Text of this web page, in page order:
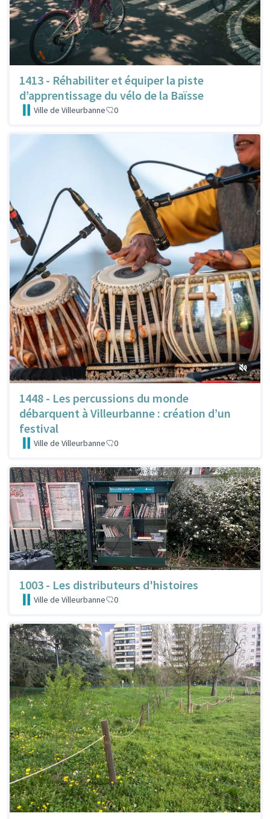
1413 - Réhabiliter et équiper la piste
d’apprentissage du vélo de la Baïsse
Ville de Villeurbanne 0
1448 - Les percussions du monde
débarquent à Villeurbanne : création d’un
festival
Ville de Villeurbanne 0
1003 - Les distributeurs d'histoires
Ville de Villeurbanne 0